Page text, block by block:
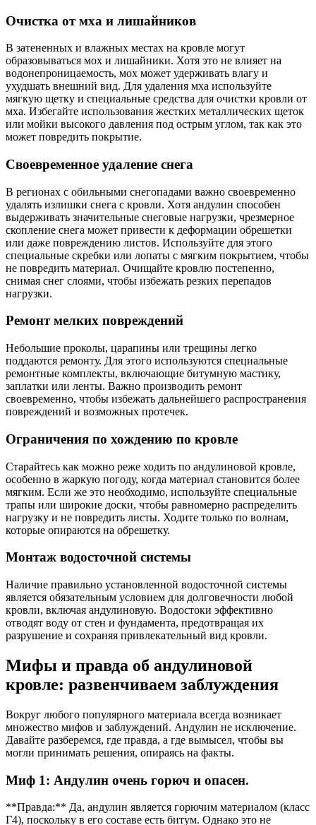
Очистка от мха и лишайников
В затененных и влажных местах на кровле могут
образовываться мох и лишайники. Хотя это не влияет на
водонепроницаемость, мох может удерживать влагу и
ухудшать внешний вид. Для удаления мха используйте
мягкую щетку и специальные средства для очистки кровли от
мха. Избегайте использования жестких металлических щеток
или мойки высокого давления под острым углом, так как это
может повредить покрытие.
Своевременное удаление снега
В регионах с обильными снегопадами важно своевременно
удалять излишки снега с кровли. Хотя андулин способен
выдерживать значительные снеговые нагрузки, чрезмерное
скопление снега может привести к деформации обрешетки
или даже повреждению листов. Используйте для этого
специальные скребки или лопаты с мягким покрытием, чтобы
не повредить материал. Очищайте кровлю постепенно,
снимая снег слоями, чтобы избежать резких перепадов
нагрузки.
Ремонт мелких повреждений
Небольшие проколы, царапины или трещины легко
поддаются ремонту. Для этого используются специальные
ремонтные комплекты, включающие битумную мастику,
заплатки или ленты. Важно производить ремонт
своевременно, чтобы избежать дальнейшего распространения
повреждений и возможных протечек.
Ограничения по хождению по кровле
Старайтесь как можно реже ходить по андулиновой кровле,
особенно в жаркую погоду, когда материал становится более
мягким. Если же это необходимо, используйте специальные
трапы или широкие доски, чтобы равномерно распределить
нагрузку и не повредить листы. Ходите только по волнам,
которые опираются на обрешетку.
Монтаж водосточной системы
Наличие правильно установленной водосточной системы
является обязательным условием для долговечности любой
кровли, включая андулиновую. Водостоки эффективно
отводят воду от стен и фундамента, предотвращая их
разрушение и сохраняя привлекательный вид кровли.
Мифы и правда об андулиновой
кровле: развенчиваем заблуждения
Вокруг любого популярного материала всегда возникает
множество мифов и заблуждений. Андулин не исключение.
Давайте разберемся, где правда, а где вымысел, чтобы вы
могли принимать решения, опираясь на факты.
Миф 1: Андулин очень горюч и опасен.
**Правда:** Да, андулин является горючим материалом (класс
Г4), поскольку в его составе есть битум. Однако это не